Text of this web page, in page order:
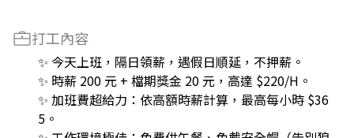
打工內容
✨ 今天上班，隔日領薪，遇假日順延，不押薪。
✨ 時薪 200 元 + 檔期獎金 20 元，高達 $220/H。
✨ 加班費超給力：依高額時薪計算，最高每小時 $36
5。